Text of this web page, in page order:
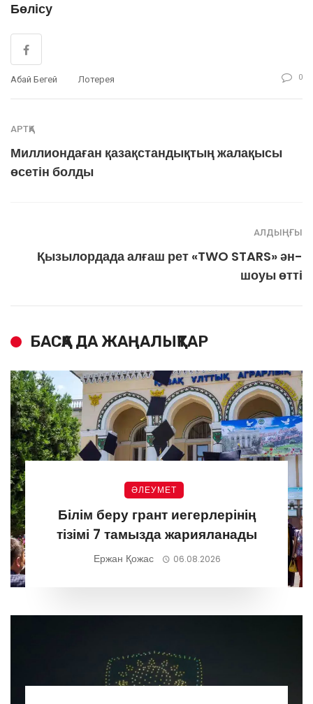
Бөлісу
Абай Бегей Лотерея 0
АРТҚА
Миллиондаған қазақстандықтың жалақысы
өсетін болды
АЛДЫҢҒЫ
Қызылордада алғаш рет «TWO STARS» ән-
шоуы өтті
БАСҚА ДА ЖАҢАЛЫҚТАР
ӘЛЕУМЕТ
Білім беру грант иегерлерінің
тізімі 7 тамызда жарияланады
Ержан Қожас 06.08.2026